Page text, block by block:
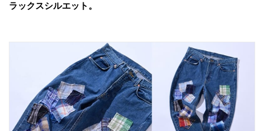
ラックスシルエット。